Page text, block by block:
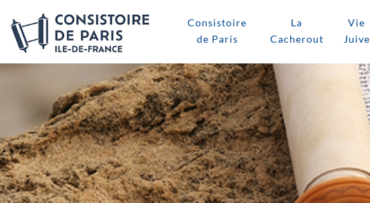
Consistoire
de Paris
La
Cacherout
Vie
Juive